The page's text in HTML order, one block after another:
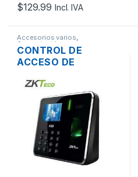
$129.99 Incl. IVA
Accesorios varios,
Computación
CONTROL DE
ACCESO DE
K50 DACTILARES
PANTALLA TACTIL IP